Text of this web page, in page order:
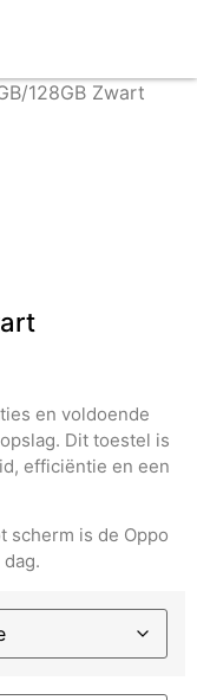
128GB Zwart
en voldoende
Dit toestel is
efficiëntie en een
scherm is de Oppo